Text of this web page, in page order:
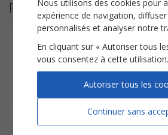
Plus de partitions de
Nous utilisons des cookies pour
expérience de navigation,
personnalisés et analyser notre
En cliquant sur « Autoriser tous
vous consentez à cette utilisation.
Continuer sans
Autoriser tous les